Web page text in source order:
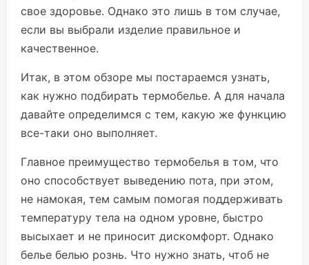
свое здоровье. Однако это лишь в том случае,
если вы выбрали изделие правильное и
качественное.
Итак, в этом обзоре мы постараемся узнать,
как нужно подбирать термобелье. А для начала
давайте определимся с тем, какую же функцию
все-таки оно выполняет.
Главное преимущество термобелья в том, что
оно способствует выведению пота, при этом,
не намокая, тем самым помогая поддерживать
температуру тела на одном уровне, быстро
высыхает и не приносит дискомфорт. Однако
белье белью рознь. Что нужно знать, чтоб не